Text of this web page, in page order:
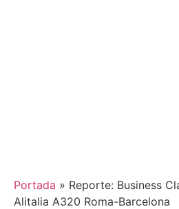
Portada » Reporte: Business
Alitalia A320 Roma-Barcelona